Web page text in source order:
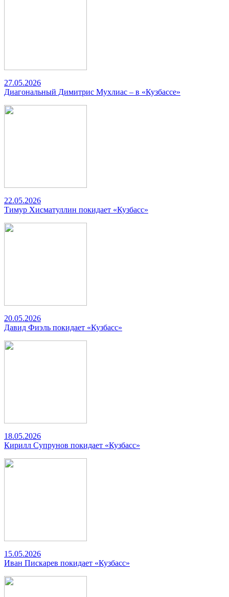
27.05.2026
Диагональный Димитрис Мухлиас – в «Кузбассе»
22.05.2026
Тимур Хисматуллин покидает «Кузбасс»
20.05.2026
Давид Фиэль покидает «Кузбасс»
18.05.2026
Кирилл Супрунов покидает «Кузбасс»
15.05.2026
Иван Пискарев покидает «Кузбасс»